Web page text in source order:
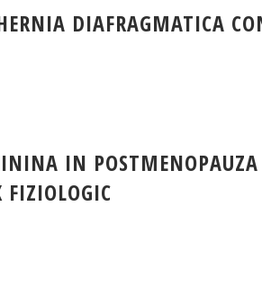
DIAFRAGMATICA
IN
FIZIOLOGIC